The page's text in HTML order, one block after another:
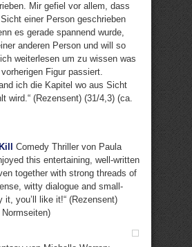
Mir gefiel vor allem, dass
einer Person geschrieben
es gerade spannend wurde,
anderen Person und will so
weiterlesen um zu wissen was
Figur passiert.
ich die Kapitel wo aus Sicht
wird.“ (Rezensent) (31/4,3) (ca.
Comedy Thriller von Paula
this entertaining, well-written
together with strong threads of
witty dialogue and small-
it, you’ll like it!“ (Rezensent)